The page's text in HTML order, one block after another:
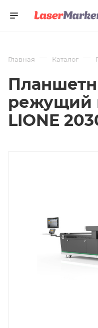
режущий
LIONE
Главная — Каталог —